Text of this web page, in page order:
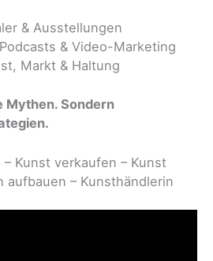
& Ausstellungen
& Video-Marketing
Markt & Haltung
Mythen. Sondern
Kunst verkaufen – Kunst
aufbauen – Kunsthändlerin